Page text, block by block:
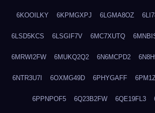
6KOOILKY 6KPMGXPJ 6LGMA8OZ
6LSD5KCS 6LSGIF7V 6MC7XUTQ
6MRWI2FW 6MUKQ2Q2 6N6MCPD2
6NTR3U7I 6OXMG49D 6PHYGAFF
6PPNPOF5 6Q23B2FW 6QE19FL3